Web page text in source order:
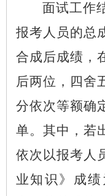
面试工作
报考人员的总
合成后成绩，
后两位，四舍
分依次等额确
单。其中，若
依次以报考人
业知识》成